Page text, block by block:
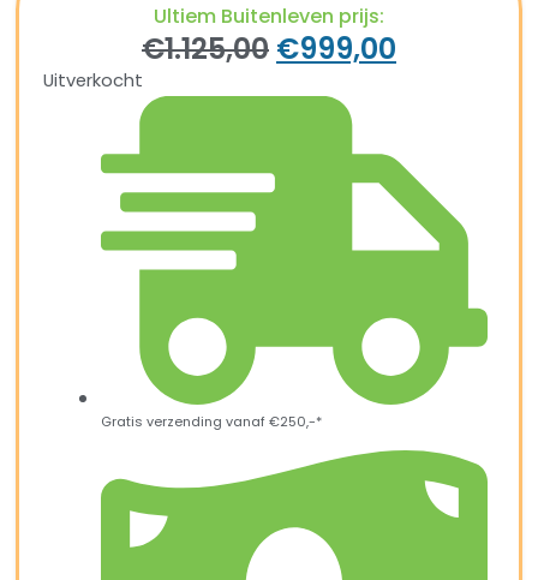
Ultiem Buitenleven prijs:
€1.125,00 €999,00
Uitverkocht
Gratis verzending vanaf €250,-*